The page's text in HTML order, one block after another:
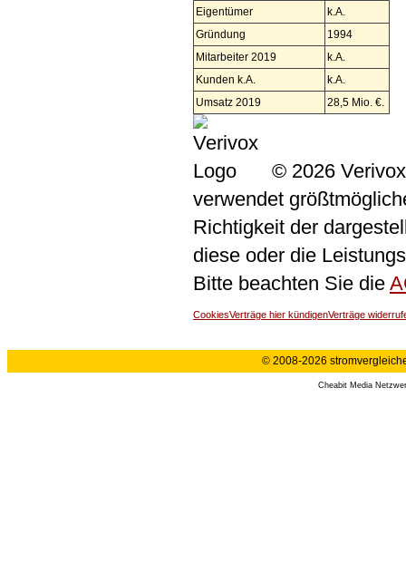
Eigentümer
k.A.
Gründung
1994
Mitarbeiter 2019
k.A.
Kunden k.A.
k.A.
Umsatz 2019
28,5 Mio. €.
© 2026
verwendet
Richtigkeit der
diese oder die
Bitte beachten Sie die
CookiesVerträge hier kündigenVerträge
© 2008-2026
Cheabit Media